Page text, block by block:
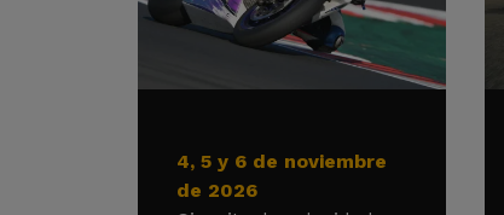
4, 5 y 6 de noviembre
de 2026